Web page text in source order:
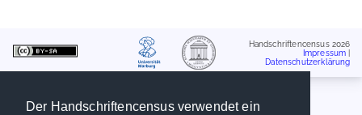
Der Handschriftencensus verwendet ein
Handschriftencensus 2026
Impressum
Datenschutzerklärung